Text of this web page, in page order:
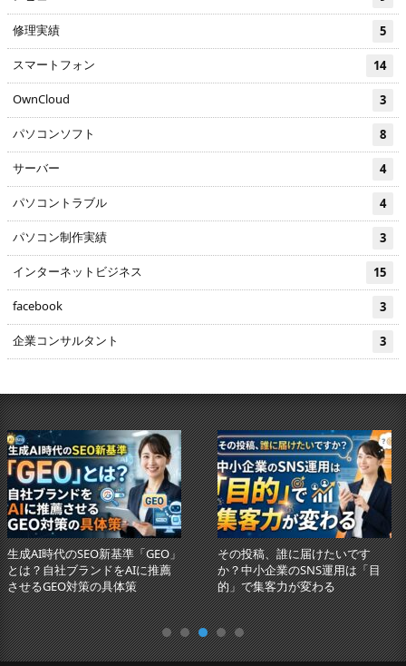
修理実績 5
スマートフォン 14
OwnCloud 3
パソコンソフト 8
サーバー 4
パソコントラブル 4
パソコン制作実績 3
インターネットビジネス 15
facebook 3
企業コンサルタント 3
生成AI時代のSEO新基準「GEO」
とは？自社ブランドをAIに推薦
させるGEO対策の具体策
その投稿、誰に届けたいです
か？中小企業のSNS運用は「目
的」で集客力が変わる